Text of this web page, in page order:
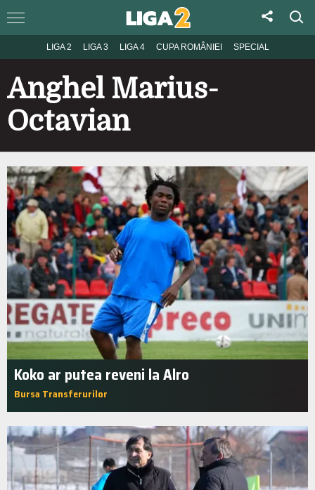
LIGA 2 LIGA 3 LIGA 4 CUPA ROMÂNIEI SPECIAL
Anghel Marius-
Octavian
Koko ar putea reveni la Alro
Bursa Transferurilor